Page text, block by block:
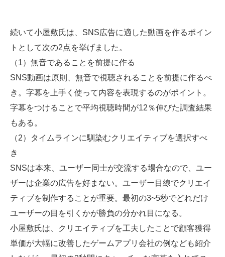
続いて小屋敷氏は、SNS広告に適した動画を作るポイン
トとして次の2点を挙げました。
（1）無音であることを前提に作る
SNS動画は原則、無音で視聴されることを前提に作るべ
き。字幕を上手く使って内容を表現するのがポイント。
字幕をつけることで平均視聴時間が12％伸びた調査結果
もある。
（2）タイムラインに馴染むクリエイティブを選択すべ
き
SNSは本来、ユーザー同士が交流する場合なので、ユー
ザーは企業の広告を好まない。ユーザー目線でクリエイ
ティブを制作することが重要。最初の3~5秒でどれだけ
ユーザーの目を引くかが勝負の分かれ目になる。
小屋敷氏は、クリエイティブを工夫したことで顧客獲得
単価が大幅に改善したゲームアプリ会社の例なども紹介